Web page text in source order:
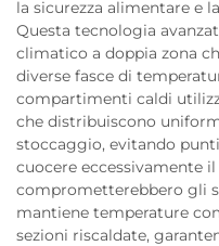
la sicurezza alimentare e
Questa tecnologia
climatico a doppia zona
diverse fasce di
compartimenti caldi
che distribuiscono
stoccaggio, evitando
cuocere eccessivamente
comprometterebbero gli
mantiene temperature
sezioni riscaldate,